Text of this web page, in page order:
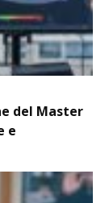
del Master
e